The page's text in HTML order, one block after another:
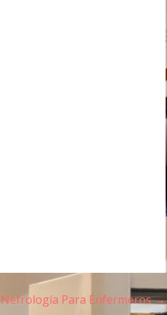
Nefrología Para Enfermeros →